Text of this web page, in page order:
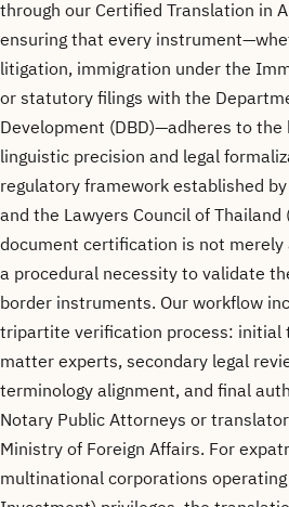
through our Certified Translation in
ensuring that every
litigation, immigration under the
or statutory filings with the
Development (DBD)—adheres to
linguistic precision and legal
regulatory framework established
and the Lawyers Council of
document certification is not
a procedural necessity to validate
border instruments. Our workflow
tripartite verification process: initial
matter experts, secondary legal
terminology alignment, and final
Notary Public Attorneys or
Ministry of Foreign Affairs. For
multinational corporations